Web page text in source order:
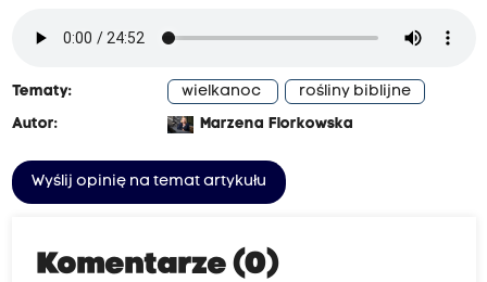
Tematy: wielkanoc
rośliny biblijne
Autor:
Marzena Florkowska
Wyślij opinię na temat artykułu
Komentarze (0)